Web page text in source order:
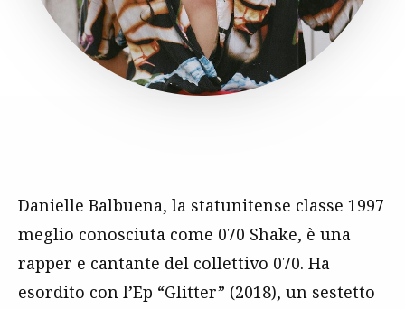
Danielle Balbuena, la statunitense classe 1997
meglio conosciuta come 070 Shake, è una
rapper e cantante del collettivo 070. Ha
esordito con l’Ep “Glitter” (2018), un sestetto